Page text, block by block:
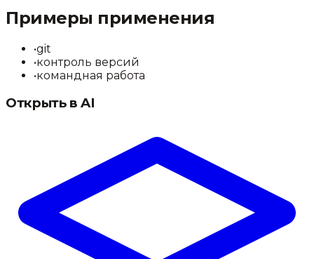
Примеры применения
•git
•контроль версий
•командная работа
Открыть в AI